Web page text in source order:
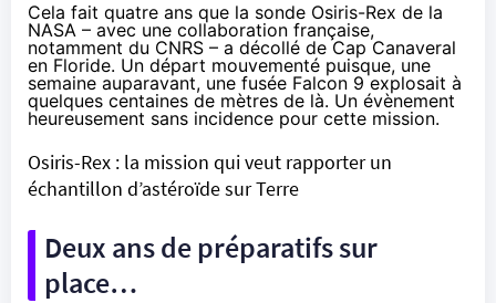
Cela fait quatre ans que la sonde Osiris-Rex de la
NASA – avec une collaboration française,
notamment du CNRS – a décollé de Cap Canaveral
en Floride. Un départ mouvementé puisque, une
semaine auparavant, une fusée Falcon 9explosait à
quelques centaines de mètres de là. Un évènement
heureusement sans incidence pour cette mission.
Osiris-Rex : la mission qui veut rapporter un
échantillon d’astéroïde sur Terre
Deux ans de préparatifs sur
place…